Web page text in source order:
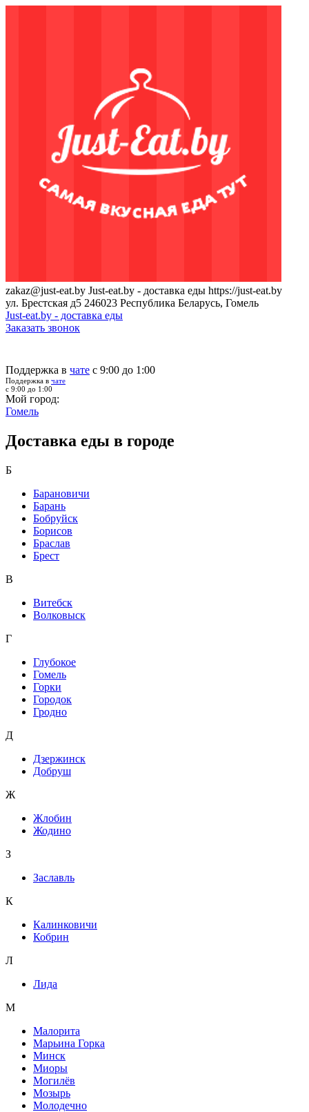
zakaz@just-eat.by Just-eat.by - доставка еды https://just-eat.by
ул. Брестская д5 246023 Республика Беларусь, Гомель
Just-eat.by - доставка еды
Заказать звонок
Поддержка в чате с 9:00 до 1:00
Поддержка в чате
с 9:00 до 1:00
Мой город:
Гомель
Доставка еды в городе
Б
Барановичи
Барань
Бобруйск
Борисов
Браслав
Брест
В
Витебск
Волковыск
Г
Глубокое
Гомель
Горки
Городок
Гродно
Д
Дзержинск
Добруш
Ж
Жлобин
Жодино
З
Заславль
К
Калинковичи
Кобрин
Л
Лида
М
Малорита
Марьина Горка
Минск
Миоры
Могилёв
Мозырь
Молодечно